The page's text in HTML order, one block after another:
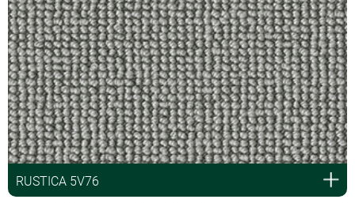
RUSTICA 5V76